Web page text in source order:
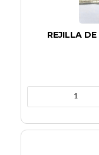
REJILLA